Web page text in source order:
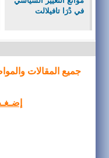
في دْرَا تافيلالت
جميع المقالات